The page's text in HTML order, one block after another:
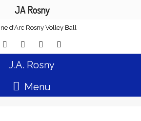
d'Arc Rosny Volley Ball
J.A. Rosny
Menu
JA Rosny